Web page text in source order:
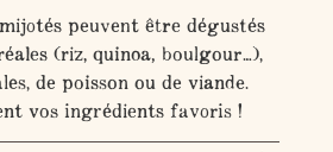
peuvent être dégustés
(riz, quinoa, boulgour…),
de poisson ou de viande.
vos ingrédients favoris !